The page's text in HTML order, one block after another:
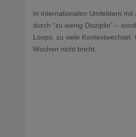
In internationalen Umfeldern
durch “zu wenig Disziplin” –
Loops, zu viele
Wochen nicht bricht.